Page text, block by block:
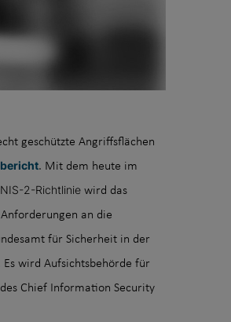
geschützte Angriffsflächen
. Mit dem heute im
NIS-2-Richtlinie wird das
an die
für Sicherheit in der
wird Aufsichtsbehörde für
Chief Information Security